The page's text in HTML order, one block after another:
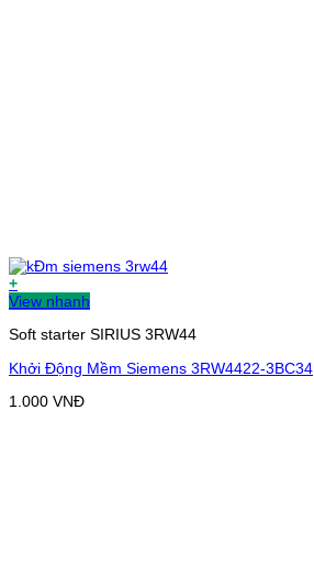
+
View nhanh
Soft starter SIRIUS 3RW44
Khởi Động Mềm Siemens 3RW4422-3BC34
1.000 VNĐ